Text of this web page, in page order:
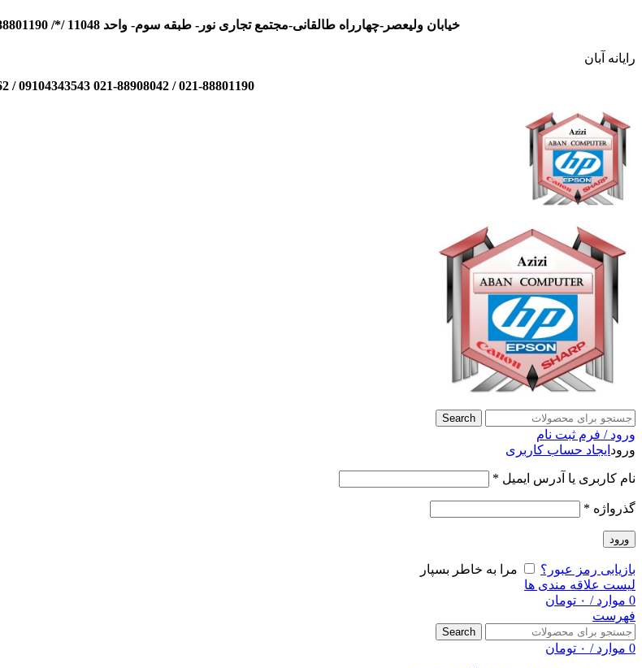
خیابان ولیعصر-چهارراه طالقانی-مجتمع تجاری نور- طبقه سوم- واحد 11048 /*/ 02188801190 / 02188908042 / 09104343543 / 09101115862
رایانه آبان
021-88801190 / 021-88908042 09104343543 / 09101115862
Search
ورود / فرم ثبت نام
ورود ایجاد حساب کاربری
نام کاربری یا آدرس ایمیل *
گذرواژه *
ورود
بازیابی رمز عبور؟
مرا به خاطر بسپار
لیست علاقه مندی ها
0 موارد / ۰ تومان
فهرست
Search
0 موارد / ۰ تومان